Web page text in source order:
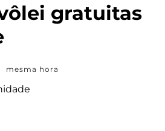
gratuitas
mesma hora